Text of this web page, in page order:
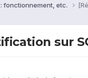
fonctionnement, etc.
sur